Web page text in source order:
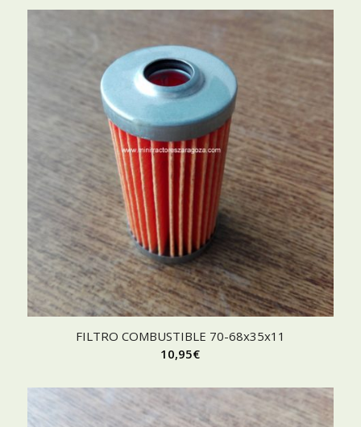
FILTRO COMBUSTIBLE 70-68x35x11
10,95€